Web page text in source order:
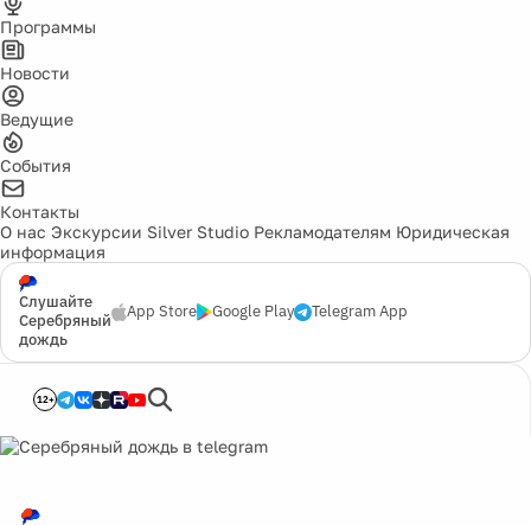
Программы
Новости
Ведущие
События
Контакты
О нас Экскурсии Silver Studio Рекламодателям Юридическая
информация
Слушайте
Серебряный
дождь
App Store Google Play Telegram App
12+